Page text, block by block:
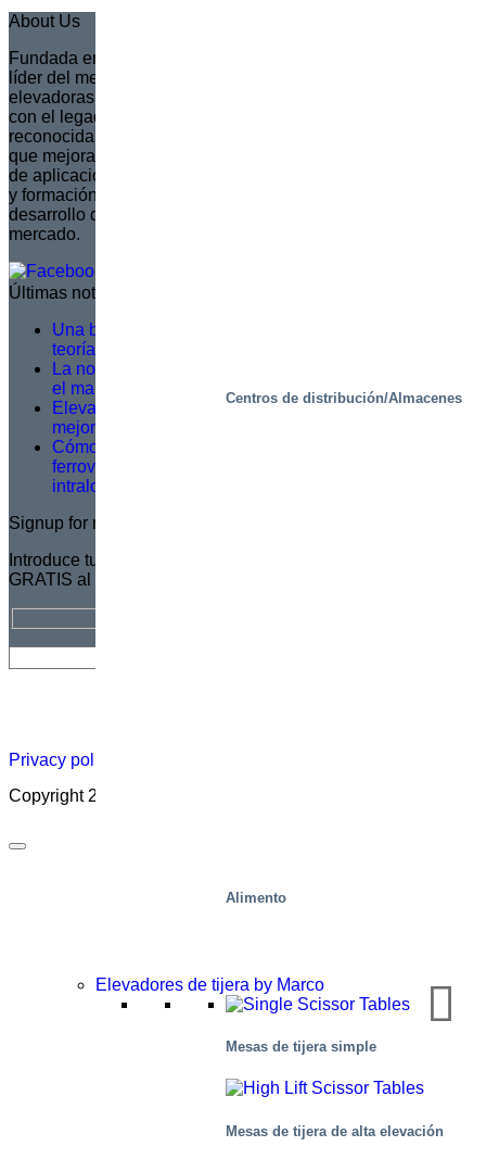
Centros de distribución/Almacenes
Alimento
About Us
Fundada en 1935 en Suecia, Marco se ha convertido en el
líder del mercado europeo en la creación de plataformas
elevadoras de tijera totalmente personalizadas. Continuando
con el legado de su fundador, Sven Marcusson, Marco es
reconocida por ofrecer soluciones innovadoras y resolutivas
que mejoran la seguridad y la eficiencia en una amplia gama
de aplicaciones. La marca está comprometida con la gestión
y formación de una red de distribuidores, asegurando que el
desarrollo de productos se alinee con las necesidades del
mercado.
Últimas noticias
Una buena formación en servicio no se basa en la
teoría, sino en lo que ocurre sobre el terreno
La norma EN 1570-1:2024 pasa a ser obligatoria para
el marcado CE: lo que necesita saber
Elevación más inteligente, trabajo más seguro: una
mejora logística en Dagab
Cómo las plataformas inteligentes de picking
ferroviario resuelven los principales retos
intralogísticos
Signup for newsletter
Introduce tu dirección de correo electrónico para suscribirte
GRATIS al Boletín de Marco
Privacy policy
Copyright 2026 ©
Elevadores de tijera by Marco
Mesas de tijera simple
Mesas de tijera de alta elevación